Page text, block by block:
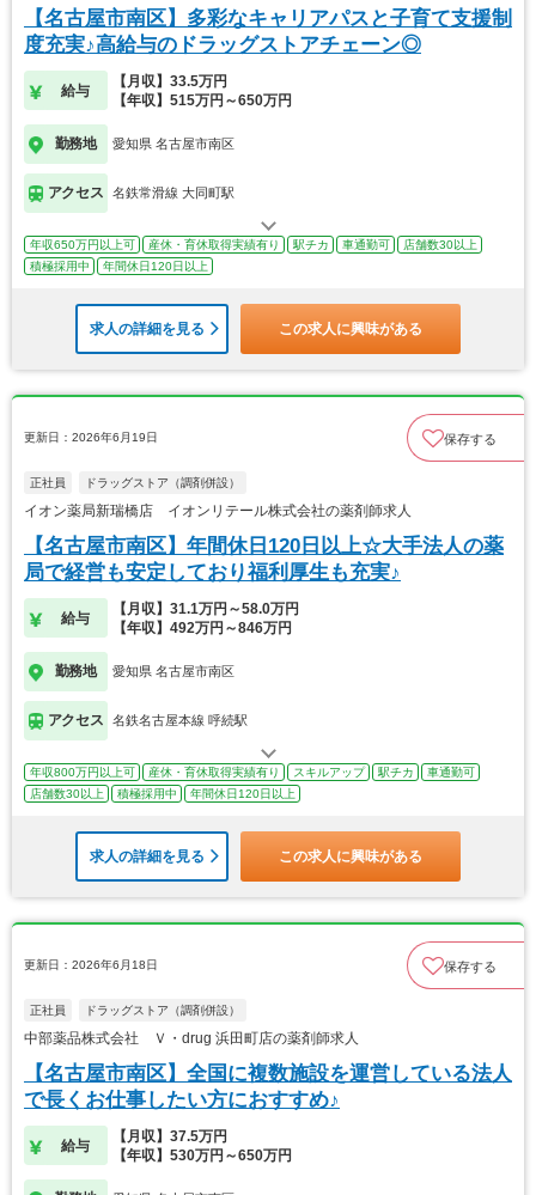
【名古屋市南区】多彩なキャリアパスと子育て支援制
度充実♪高給与のドラッグストアチェーン◎
給与
【月収】33.5万円
【年収】515万円～650万円
勤務地 愛知県 名古屋市南区
アクセス 名鉄常滑線 大同町駅
年収650万円以上可 産休・育休取得実績有り 駅チカ 車通勤可
店舗数30以上
積極採用中
年間休日120日以上
求人の詳細を見る この求人に興味がある
更新日：2026年6月19日 保存する
正社員 ドラッグストア（調剤併設）
イオン薬局新瑞橋店 イオンリテール株式会社の薬剤師求人
【名古屋市南区】年間休日120日以上☆大手法人の薬
局で経営も安定しており福利厚生も充実♪
給与
【月収】31.1万円～58.0万円
【年収】492万円～846万円
勤務地 愛知県 名古屋市南区
アクセス 名鉄名古屋本線 呼続駅
年収800万円以上可 産休・育休取得実績有り スキルアップ 駅チカ
車通勤可
店舗数30以上
積極採用中 年間休日120日以上
求人の詳細を見る この求人に興味がある
更新日：2026年6月18日 保存する
正社員 ドラッグストア（調剤併設）
中部薬品株式会社 Ｖ・drug 浜田町店の薬剤師求人
【名古屋市南区】全国に複数施設を運営している法人
で長くお仕事したい方におすすめ♪
給与
【月収】37.5万円
【年収】530万円～650万円